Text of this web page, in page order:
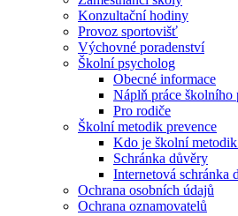
Konzultační hodiny
Provoz sportovišť
Výchovné poradenství
Školní psycholog
Obecné informace
Náplň práce školního
Pro rodiče
Školní metodik prevence
Kdo je školní
Schránka důvěry
Internetová schránka
Ochrana osobních údajů
Ochrana oznamovatelů